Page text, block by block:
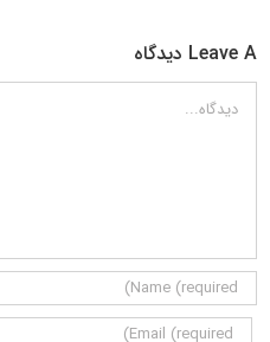
Leave A دیدگاه
دیدگاه